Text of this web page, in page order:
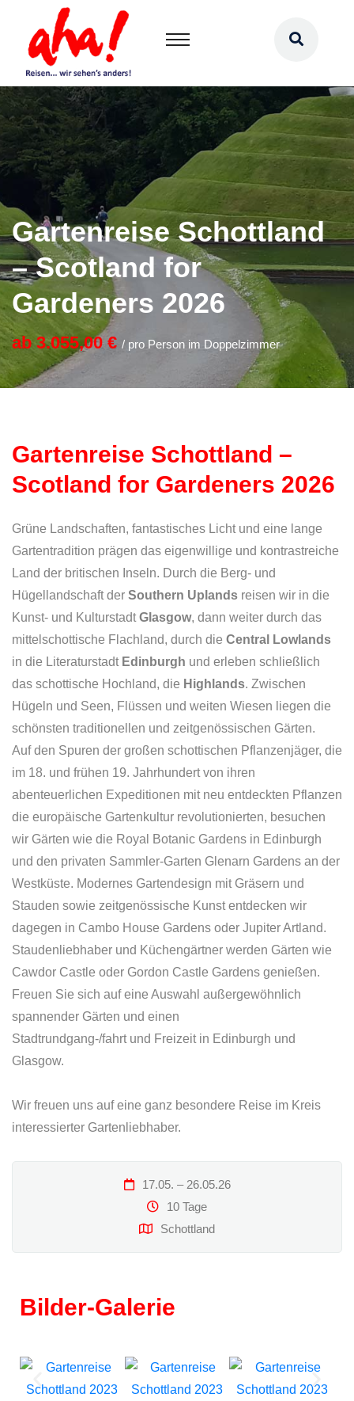
Gartenreise Schottland
– Scotland for
Gardeners 2026
ab 3.055,00 € / pro Person im Doppelzimmer
Gartenreise Schottland –
Scotland for Gardeners 2026
Grüne Landschaften, fantastisches Licht und eine lange
Gartentradition prägen das eigenwillige und kontrastreiche
Land der britischen Inseln. Durch die Berg- und
Hügellandschaft der Southern Uplands reisen wir in die
Kunst- und KulturstadtGlasgow, dann weiter durch das
mittelschottische Flachland, durch die Central Lowlands
in die Literaturstadt Edinburgh und erleben schließlich
das schottische Hochland, die Highlands. Zwischen
Hügeln und Seen, Flüssen und weiten Wiesen liegen die
schönsten traditionellen und zeitgenössischen Gärten.
Auf den Spuren der großen schottischen Pflanzenjäger, die
im 18. und frühen 19. Jahrhundert von ihren
abenteuerlichen Expeditionen mit neu entdeckten Pflanzen
die europäische Gartenkultur revolutionierten, besuchen
wir Gärten wie die Royal Botanic Gardens in Edinburgh
und den privaten Sammler-Garten Glenarn Gardens an der
Westküste. Modernes Gartendesign mit Gräsern und
Stauden sowie zeitgenössische Kunst entdecken wir
dagegen in Cambo House Gardens oder Jupiter Artland.
Staudenliebhaber und Küchengärtner werden Gärten wie
Cawdor Castle oder Gordon Castle Gardens genießen.
Freuen Sie sich auf eine Auswahl außergewöhnlich
spannender Gärten und einen
Stadtrundgang-/fahrt und Freizeit in Edinburgh und
Glasgow.
Wir freuen uns auf eine ganz besondere Reise im Kreis
interessierter Gartenliebhaber.
17.05. – 26.05.26
10 Tage
Schottland
Bilder-Galerie